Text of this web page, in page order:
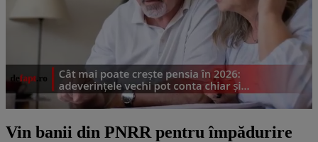
Vin banii din PNRR pentru împădurire